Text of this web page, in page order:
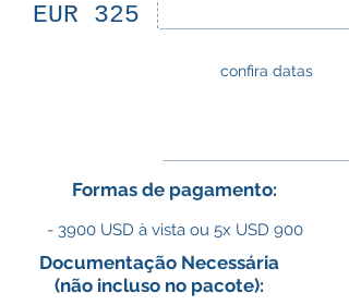
EUR 325
confira datas
Formas de pagamento:
- 3900 USD à vista ou 5x USD 900
Documentação Necessária
(não incluso no pacote):